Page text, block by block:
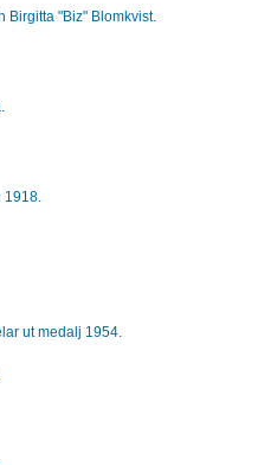
Birgitta "Biz" Blomkvist.
1918.
ut medalj 1954.